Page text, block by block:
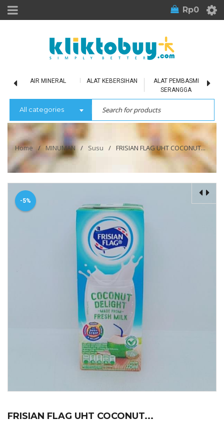
Rp0
AIR MINERAL ALAT KEBERSIHAN
ALAT PEMBASMI
SERANGGA
All categories
Home / MINUMAN / Susu / FRISIAN FLAG UHT COCONUT...
-5%
FRISIAN FLAG UHT COCONUT...